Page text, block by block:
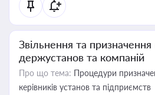
Звільнення та призначення
держустанов та компаній
Про що тема: Процедури
керівників установ та підприємств